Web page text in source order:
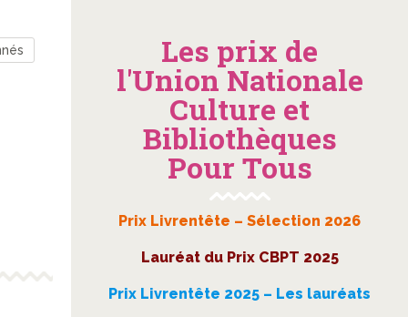
Les prix de
l'Union Nationale
Culture et
Bibliothèques
Pour Tous
Prix Livrentête – Sélection 2026
Lauréat du Prix CBPT 2025
Prix Livrentête 2025 – Les lauréats